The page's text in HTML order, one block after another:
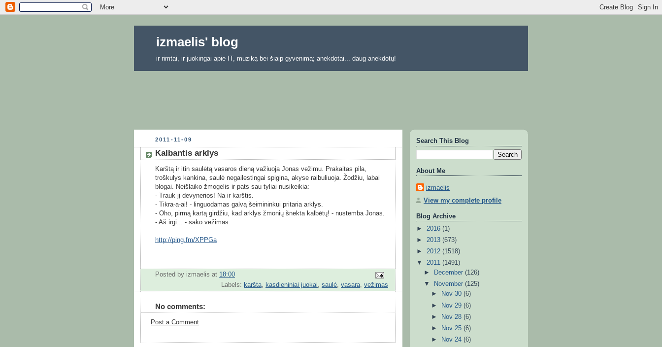
izmaelis' blog
ir rimtai, ir juokingai apie IT, muziką bei šiaip gyvenimą; anekdotai... daug anekdotų!
2011-11-09
Kalbantis arklys
Karštą ir itin saulėtą vasaros dieną važiuoja Jonas vežimu. Prakaitas pila,
troškulys kankina, saulė negailestingai spigina, akyse raibuliuoja. Žodžiu, labai
blogai. Neišlaiko žmogelis ir pats sau tyliai nusikeikia:
- Trauk jį devynerios! Na ir karštis.
- Tikra-a-ai! - linguodamas galvą šeimininkui pritaria arklys.
- Oho, pirmą kartą girdžiu, kad arklys žmonių šnekta kalbėtų! - nustemba Jonas.
- Aš irgi... - sako vežimas.
http://ping.fm/XPPGa
Posted by izmaelis at 18:00
Labels: karšta kasdieniniai juokai saulė vasara vežimas
No comments:
Post a Comment
Search This Blog
About Me
izmaelis
View my complete profile
Blog Archive
► 2016 (1)
► 2013 (673)
► 2012 (1518)
▼ 2011 (1491)
►
December(126)
▼
November(125)
►
Nov 30(6)
►
Nov 29(6)
►
Nov 28(6)
►
Nov 25(6)
►
Nov 24(6)